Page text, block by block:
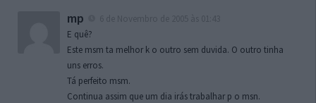
mp
E quê?
Este msm ta melhor k o outro sem duvida. O outro tinha
uns erros.
Tá perfeito msm.
Continua assim que um dia irás trabalhar p o msn.